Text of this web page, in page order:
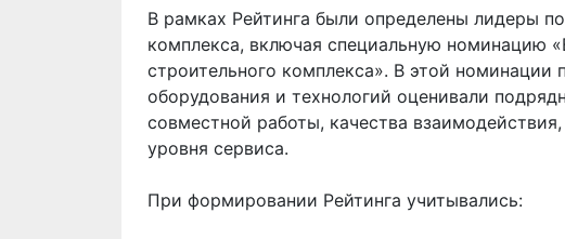
В рамках Рейтинга были определены лидеры
комплекса, включая специальную номинацию
строительного комплекса». В этой
оборудования и технологий оценивали
совместной работы, качества
уровня сервиса.
При формировании Рейтинга учитывались: